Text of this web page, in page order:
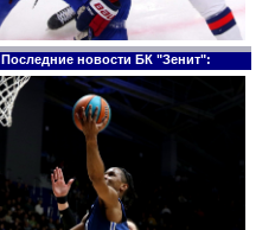
Последние новости БК "Зенит":